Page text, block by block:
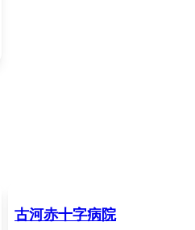
古河赤十字病院